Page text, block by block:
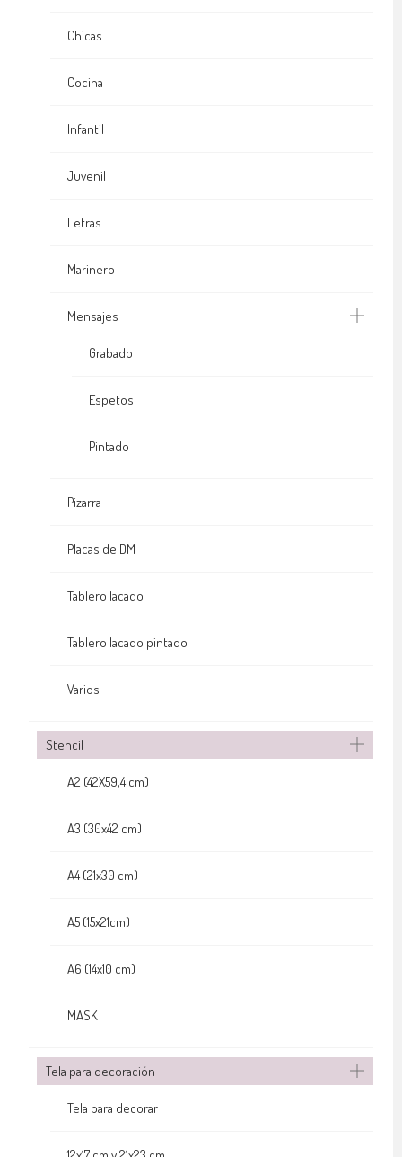
Chicas
Cocina
Infantil
Juvenil
Letras
Marinero
Mensajes
Grabado
Espetos
Pintado
Pizarra
Placas de DM
Tablero lacado
Tablero lacado pintado
Varios
Stencil
A2 (42X59,4 cm)
A3 (30x42 cm)
A4 (21x30 cm)
A5 (15x21cm)
A6 (14x10 cm)
MASK
Tela para decoración
Tela para decorar